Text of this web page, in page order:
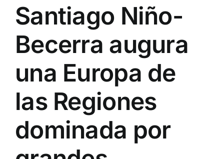
Santiago Niño-
Becerra augura
una Europa de
las Regiones
dominada por